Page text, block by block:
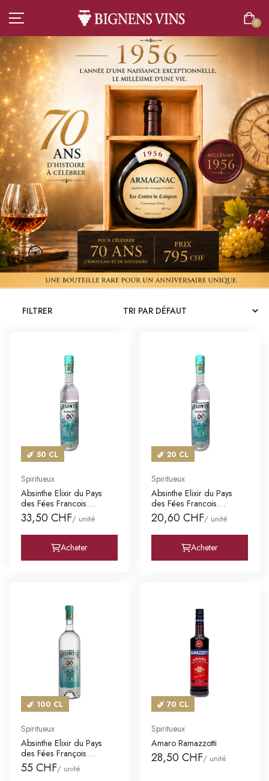
0
ACCUEIL
TOUT L’ASSORTIMENT
VINS
CHAMPAGNES
SPIRITUEUX
BIÈRES
BOISSONS SANS ALCOOL
CATALOGUES
MAGASINS
SE CONNECTER
COMMANDEZ ICI
FILTRER
50 CL
Spiritueux
Absinthe Elixir du Pays
des Fées Francois
Bezanço
33,50 CHF/ unité
Acheter
20 CL
Spiritueux
Absinthe Elixir du Pays
des Fées Francois
Bezanço
20,60 CHF/ unité
Acheter
100 CL
Spiritueux
Absinthe Elixir du Pays
des Fées François
Bezanço
55 CHF/ unité
70 CL
Spiritueux
Amaro Ramazzotti
28,50 CHF/ unité